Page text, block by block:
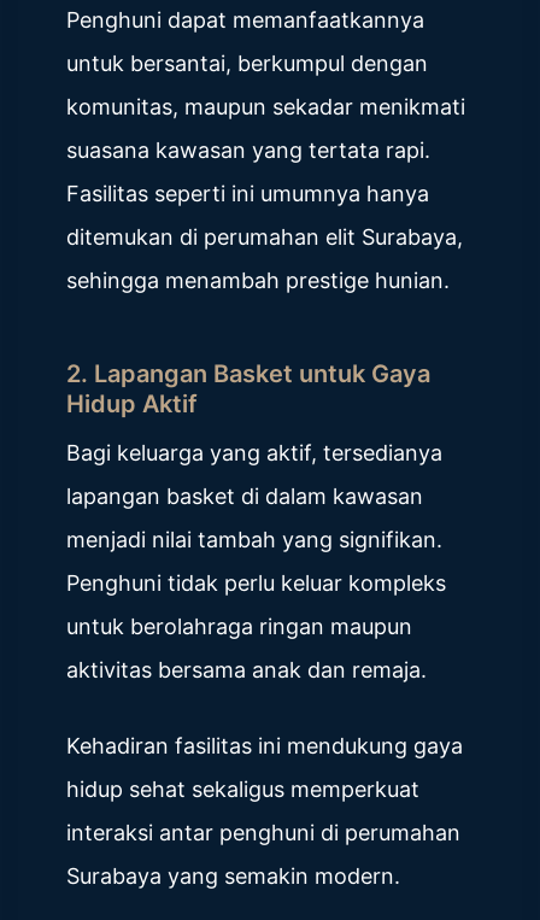
Penghuni dapat memanfaatkannya
untuk bersantai, berkumpul dengan
komunitas, maupun sekadar menikmati
suasana kawasan yang tertata rapi.
Fasilitas seperti ini umumnya hanya
ditemukan di perumahan elit Surabaya,
sehingga menambah prestige hunian.
2. Lapangan Basket untuk Gaya
Hidup Aktif
Bagi keluarga yang aktif, tersedianya
lapangan basket di dalam kawasan
menjadi nilai tambah yang signifikan.
Penghuni tidak perlu keluar kompleks
untuk berolahraga ringan maupun
aktivitas bersama anak dan remaja.
Kehadiran fasilitas ini mendukung gaya
hidup sehat sekaligus memperkuat
interaksi antar penghuni di perumahan
Surabaya yang semakin modern.